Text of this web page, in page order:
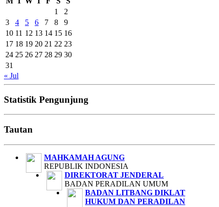
1
2
3
4 5 6 7 8
9
10 11 12 13 14 15 16
17 18 19 20 21 22 23
24 25 26 27 28 29 30
31
« Jul
Statistik Pengunjung
Tautan
MAHKAMAH AGUNG
REPUBLIK INDONESIA
DIREKTORAT JENDERAL
BADAN PERADILAN UMUM
BADAN LITBANG DIKLAT
HUKUM DAN PERADILAN